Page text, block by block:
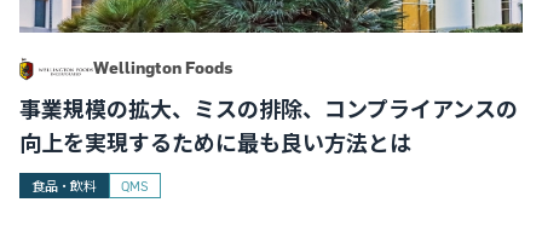
Wellington Foods
事業規模の拡大、ミスの排除、コンプライアンスの
向上を実現するために最も良い方法とは
食品・飲料 QMS